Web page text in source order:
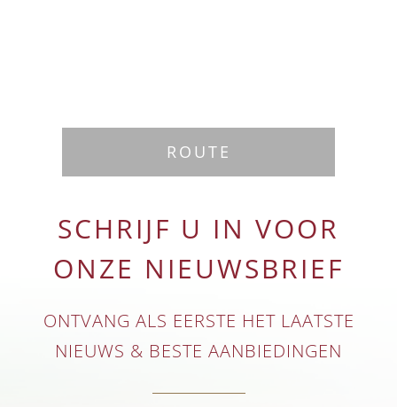
ROUTE
SCHRIJF U IN VOOR
ONZE NIEUWSBRIEF
ONTVANG ALS EERSTE HET LAATSTE
NIEUWS & BESTE AANBIEDINGEN